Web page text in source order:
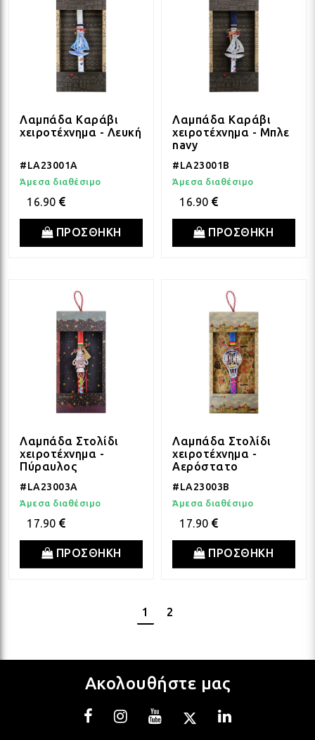
Λαμπάδα Καράβι
χειροτέχνημα - Λευκή
#LA23001A
Άμεσα διαθέσιμο
16.90
ΠΡΟΣΘΗΚΗ
Λαμπάδα Καράβι
χειροτέχνημα - Μπλε
navy
#LA23001B
Άμεσα διαθέσιμο
16.90
ΠΡΟΣΘΗΚΗ
Λαμπάδα Στολίδι
χειροτέχνημα -
Πύραυλος
#LA23003A
Άμεσα διαθέσιμο
17.90
ΠΡΟΣΘΗΚΗ
Λαμπάδα Στολίδι
χειροτέχνημα -
Αερόστατο
#LA23003B
Άμεσα διαθέσιμο
17.90
ΠΡΟΣΘΗΚΗ
1 2
Ακολουθήστε μας